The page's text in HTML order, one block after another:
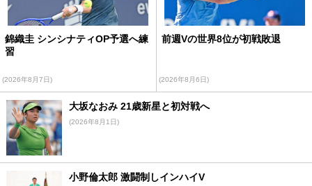
錦織圭 シンシナティOP予選へ練
習
(2026年8月7日)
前週Vの世界8位が初戦敗退
(2026年8月6日)
大坂なおみ 21歳新星と初対戦へ
(2026年8月1日)
小野倫太郎 激闘制しインハイV